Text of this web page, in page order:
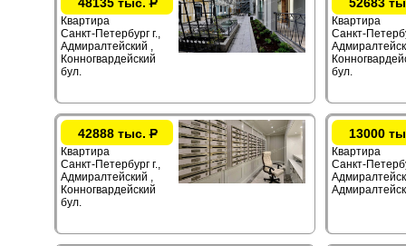
Квартира
Санкт-Петербург г.,
Адмиралтейский ,
Конногвардейский
бул.
Квартира
Санкт-
бул.
42888 тыс.Р
Квартира
Санкт-Петербург г.,
Адмиралтейский ,
Конногвардейский
бул.
13000
Квартира
Санкт-